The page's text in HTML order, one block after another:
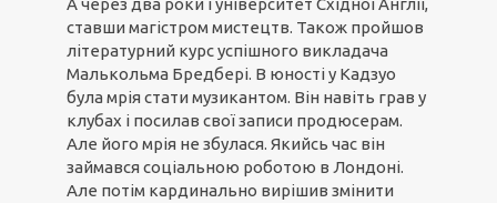
А через два роки і університет Східної Англії,
ставши магістром мистецтв. Також пройшов
літературний курс успішного викладача
Малькольма Бредбері. В юності у Кадзуо
була мрія стати музикантом. Він навіть грав у
клубах і посилав свої записи продюсерам.
Але його мрія не збулася. Якийсь час він
займався соціальною роботою в Лондоні.
Але потім кардинально вирішив змінити